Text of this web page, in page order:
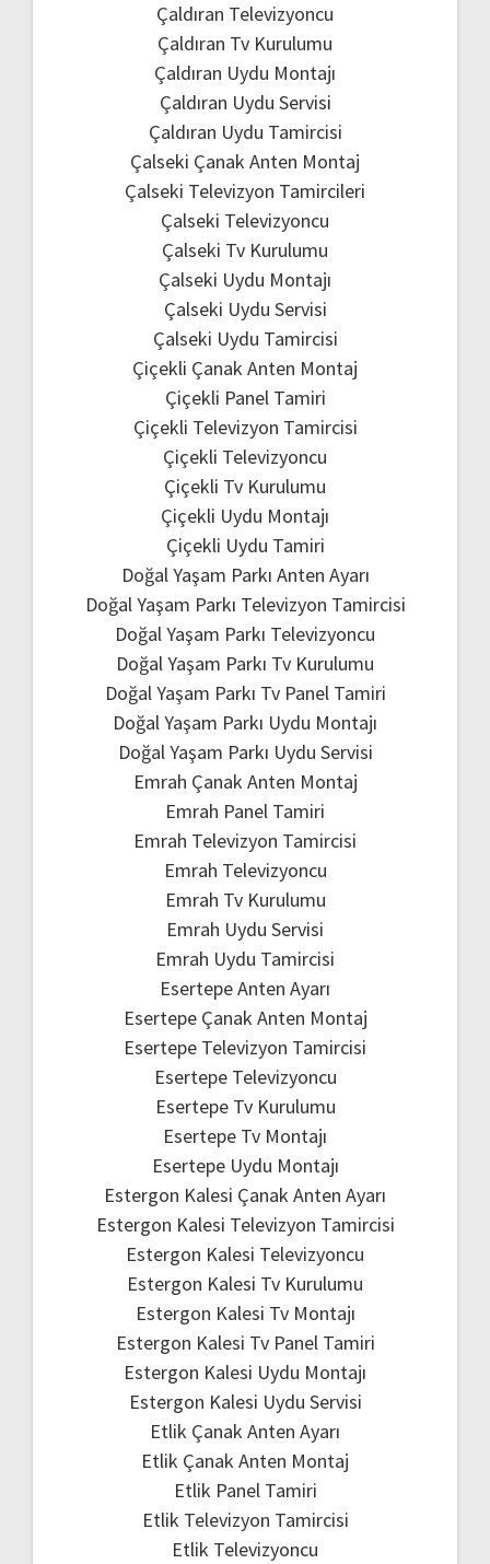
Çaldıran Televizyoncu
Çaldıran Tv Kurulumu
Çaldıran Uydu Montajı
Çaldıran Uydu Servisi
Çaldıran Uydu Tamircisi
Çalseki Çanak Anten Montaj
Çalseki Televizyon Tamircileri
Çalseki Televizyoncu
Çalseki Tv Kurulumu
Çalseki Uydu Montajı
Çalseki Uydu Servisi
Çalseki Uydu Tamircisi
Çiçekli Çanak Anten Montaj
Çiçekli Panel Tamiri
Çiçekli Televizyon Tamircisi
Çiçekli Televizyoncu
Çiçekli Tv Kurulumu
Çiçekli Uydu Montajı
Çiçekli Uydu Tamiri
Doğal Yaşam Parkı Anten Ayarı
Doğal Yaşam Parkı Televizyon Tamircisi
Doğal Yaşam Parkı Televizyoncu
Doğal Yaşam Parkı Tv Kurulumu
Doğal Yaşam Parkı Tv Panel Tamiri
Doğal Yaşam Parkı Uydu Montajı
Doğal Yaşam Parkı Uydu Servisi
Emrah Çanak Anten Montaj
Emrah Panel Tamiri
Emrah Televizyon Tamircisi
Emrah Televizyoncu
Emrah Tv Kurulumu
Emrah Uydu Servisi
Emrah Uydu Tamircisi
Esertepe Anten Ayarı
Esertepe Çanak Anten Montaj
Esertepe Televizyon Tamircisi
Esertepe Televizyoncu
Esertepe Tv Kurulumu
Esertepe Tv Montajı
Esertepe Uydu Montajı
Estergon Kalesi Çanak Anten Ayarı
Estergon Kalesi Televizyon Tamircisi
Estergon Kalesi Televizyoncu
Estergon Kalesi Tv Kurulumu
Estergon Kalesi Tv Montajı
Estergon Kalesi Tv Panel Tamiri
Estergon Kalesi Uydu Montajı
Estergon Kalesi Uydu Servisi
Etlik Çanak Anten Ayarı
Etlik Çanak Anten Montaj
Etlik Panel Tamiri
Etlik Televizyon Tamircisi
Etlik Televizyoncu